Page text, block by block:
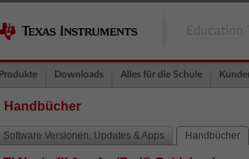
Produkte Downloads Alles für die Schule
Handbücher
Software Versionen, Updates & Apps Handbücher